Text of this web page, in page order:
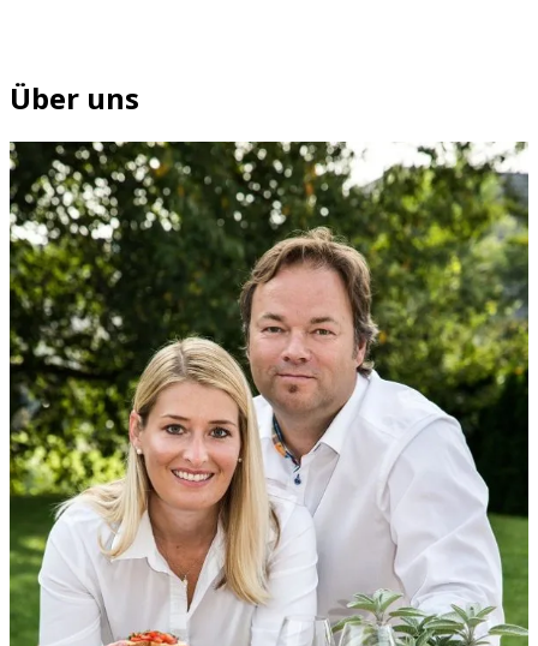
Über uns